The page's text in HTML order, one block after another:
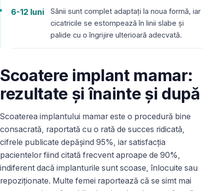
6-12 luni
Sânii sunt complet adaptați la noua formă, iar
cicatricile se estompează în linii slabe și
palide cu o îngrijire ulterioară adecvată.
Scoatere implant mamar:
rezultate și înainte și după
Scoaterea implantului mamar este o procedură bine
consacrată, raportată cu o rată de succes ridicată,
cifrele publicate depășind 95%, iar satisfacția
pacientelor fiind citată frecvent aproape de 90%,
indiferent dacă implanturile sunt scoase, înlocuite sau
repoziționate. Multe femei raportează că se simt mai